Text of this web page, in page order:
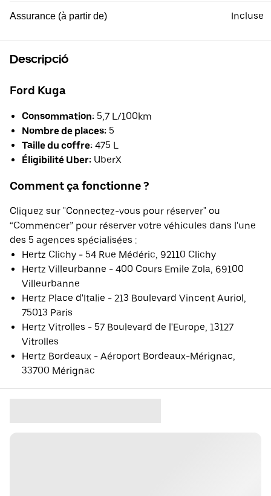
Assurance (à partir de) Incluse
Descripció
Ford Kuga
Consommation: 5,7 L/100km
Nombre de places: 5
Taille du coffre: 475 L
Éligibilité Uber: UberX
Comment ça fonctionne ?
Cliquez sur "Connectez-vous pour réserver" ou
“Commencer” pour réserver votre véhicules dans l'une
des 5 agences spécialisées :
Hertz Clichy - 54 Rue Médéric, 92110 Clichy
Hertz Villeurbanne - 400 Cours Emile Zola, 69100
Villeurbanne
Hertz Place d'Italie - 213 Boulevard Vincent Auriol,
75013 Paris
Hertz Vitrolles - 57 Boulevard de l'Europe, 13127
Vitrolles
Hertz Bordeaux - Aéroport Bordeaux-Mérignac,
33700 Mérignac